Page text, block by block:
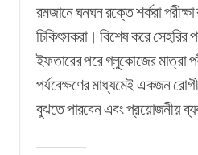
রমজানে ঘনঘন রক্তে শর্করা
চিকিৎসকরা। বিশেষ করে
ইফতারের পরে গ্লুকোজের মাত্রা
পর্যবেক্ষণের মাধ্যমেই একজন
বুঝতে পারবেন এবং প্রয়োজনীয়